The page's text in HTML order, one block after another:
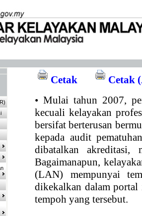
Cetak
Cetak
• Mulai tahun 2007,
kecuali kelayakan
bersifat berterusan
kepada audit
dibatalkan akreditasi,
Bagaimanapun,
(LAN) mempunyai
dikekalkan dalam portal
tempoh yang tersebut.